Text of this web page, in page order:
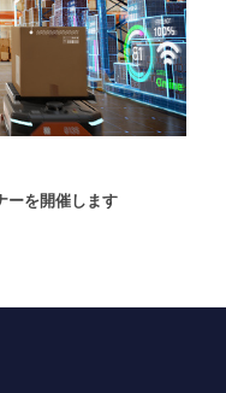
ーを開催します